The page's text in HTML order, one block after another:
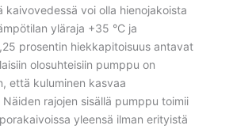
kaivovedessä voi olla hienojakoista
yläraja +35 °C ja
prosentin hiekkapitoisuus antavat
olosuhteisiin pumppu on
että kuluminen kasvaa
rajojen sisällä pumppu toimii
yleensä ilman erityistä